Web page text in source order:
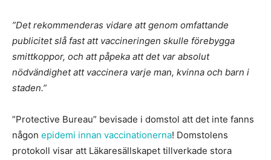
”Det rekommenderas vidare att genom omfattande
publicitet slå fast att vaccineringen skulle förebygga
smittkoppor, och att påpeka att det var absolut
nödvändighet att vaccinera varje man, kvinna och barn i
staden.”
”Protective Bureau” bevisade i domstol att det inte fanns
någon epidemi innan vaccinationerna! Domstolens
protokoll visar att Läkaresällskapet tillverkade stora